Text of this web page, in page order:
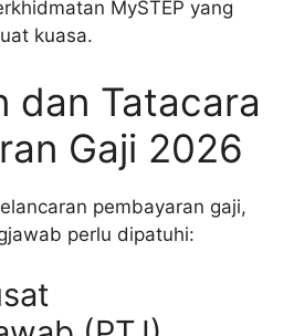
MySTEP yang
kuasa.
dan Tatacara
Gaji 2026
pembayaran gaji,
perlu dipatuhi: